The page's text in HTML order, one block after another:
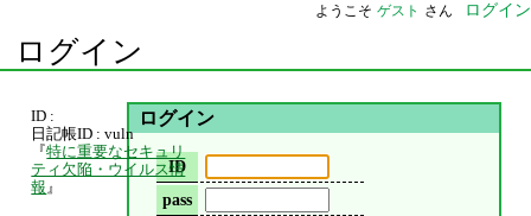
ようこそ ゲスト さん ログイン
ログイン
ログイン
ID
pass
ID :
日記帳ID : vuln
『特に重要なセキュリ
ティ欠陥・ウイルス情
報 』